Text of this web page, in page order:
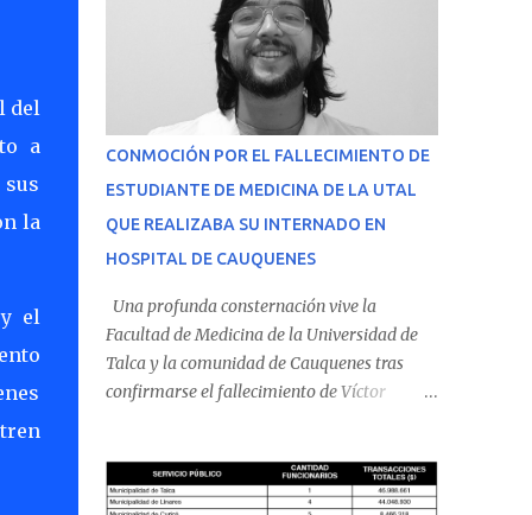
del
a
la
el
CONMOCIÓN POR EL FALLECIMIENTO DE
ESTUDIANTE DE MEDICINA DE LA UTAL
QUE REALIZABA SU INTERNADO EN
HOSPITAL DE CAUQUENES
Una profunda consternación vive la
Facultad de Medicina de la Universidad de
Talca y la comunidad de Cauquenes tras
confirmarse el fallecimiento de Víctor
Cauquenes. De acuerdo con los antecedentes
conocidos, el joven se presentó a cumplir su